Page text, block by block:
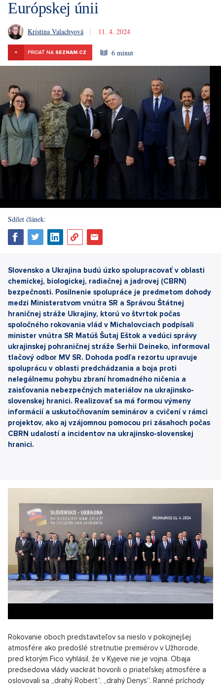
Európskej únii
Kristina Valachyová 11. 4. 2024
+ PRIDAŤ NA SEZNAM.CZ 6 minut
Sdílet článek:
Slovensko a Ukrajina budú úzko spolupracovať v oblasti
chemickej, biologickej, radiačnej a jadrovej (CBRN)
bezpečnosti. Posilnenie spolupráce je predmetom dohody
medzi Ministerstvom vnútra SR a Správou Štátnej
hraničnej stráže Ukrajiny, ktorú vo štvrtok počas
spoločného rokovania vlád v Michalovciach podpísali
minister vnútra SR Matúš Šutaj Eštok a vedúci správy
ukrajinskej pohraničnej stráže Serhii Deineko, informoval
tlačový odbor MV SR. Dohoda podľa rezortu upravuje
spoluprácu v oblasti predchádzania a boja proti
nelegálnemu pohybu zbraní hromadného ničenia a
zaisťovania nebezpečných materiálov na ukrajinsko-
slovenskej hranici. Realizovať sa má formou výmeny
informácií a uskutočňovaním seminárov a cvičení v rámci
projektov, ako aj vzájomnou pomocou pri zásahoch počas
CBRN udalostí a incidentov na ukrajinsko-slovenskej
hranici.
Rokovanie oboch predstaviteľov sa nieslo v pokojnejšej
atmosfére ako predošlé stretnutie premiérov v Užhorode,
pred ktorým Fico vyhlásil, že v Kyjeve nie je vojna. Obaja
predsedovia vlády viackrát hovorili o priateľskej atmosfére a
oslovovali sa „drahý Robert“, „drahý Denys“. Ranné príchody